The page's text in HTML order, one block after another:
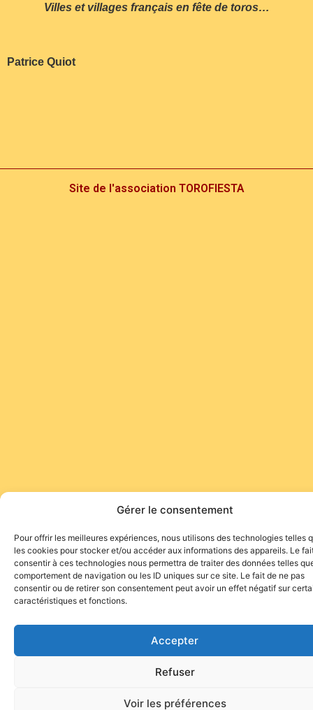
Gérer le consentement
Pour offrir les meilleures expériences, nous utilisons des technologies telles
les cookies pour stocker et/ou accéder aux informations des appareils. Le
consentir à ces technologies nous permettra de traiter des données telles
comportement de navigation ou les ID uniques sur ce site. Le fait de ne pas
consentir ou de retirer son consentement peut avoir un effet négatif sur
caractéristiques et fonctions.
Accepter
Refuser
Voir les préférences
Villes et villages français en fête de toros…
Patrice Quiot
Site de l'association TOROFIESTA